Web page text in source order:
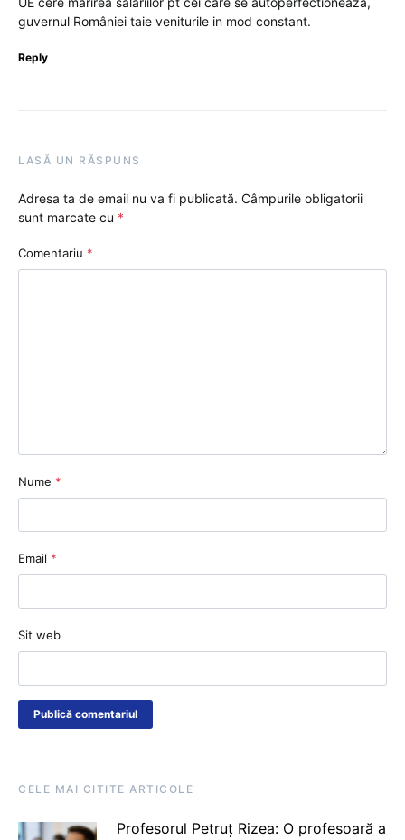
guvernul României taie veniturile in mod constant.
Reply
LASĂ UN RĂSPUNS
Adresa ta de email nu va fi publicată. Câmpurile obligatorii
sunt marcate cu *
Comentariu *
Nume *
Email *
Sit web
CELE MAI CITITE ARTICOLE
Profesorul Petruț Rizea: O profesoară a